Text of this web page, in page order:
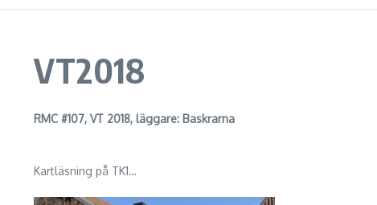
VT2018
RMC #107, VT 2018, läggare: Baskrarna
Kartläsning på TK1…